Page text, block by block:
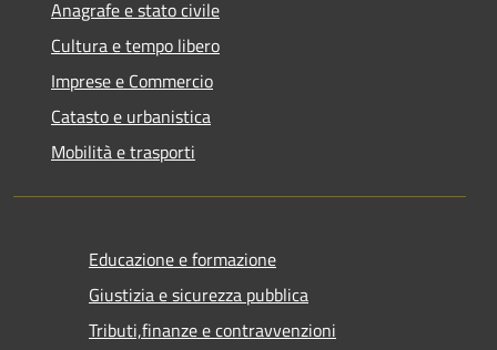
Anagrafe e stato civile
Cultura e tempo libero
Imprese e Commercio
Catasto e urbanistica
Mobilità e trasporti
Educazione e formazione
Giustizia e sicurezza pubblica
Tributi,finanze e contravvenzioni